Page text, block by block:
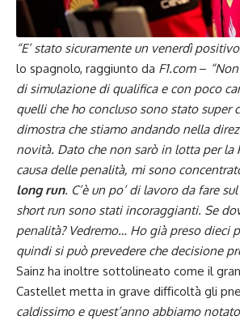
“E’ stato sicuramente un venerdì
lo spagnolo, raggiunto da F1.com–
di simulazione di qualifica e con poco
quelli che ho concluso sono stato super
dimostra che stiamo andando nella
novità. Dato che non sarò in lotta per la
causa delle penalità, mi sono
long run. C’è un po’ di lavoro da fare
short run sono stati incoraggianti. Se
penalità? Vedremo… Ho già preso dieci
quindi si può prevedere che decisione
Sainz ha inoltre sottolineato come il
Castellet metta in grave difficoltà gli
caldissimo e quest’anno abbiamo